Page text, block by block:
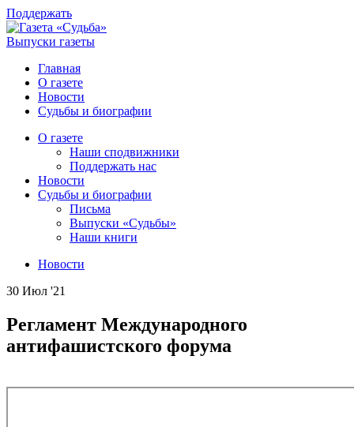
Поддержать
Выпуски газеты
Главная
О газете
Новости
Судьбы и биографии
О газете
Наши сподвижники
Поддержать нас
Новости
Судьбы и биографии
Письма
Выпуски «Судьбы»
Наши книги
Новости
30 Июл '21
Регламент Международного
антифашистского форума